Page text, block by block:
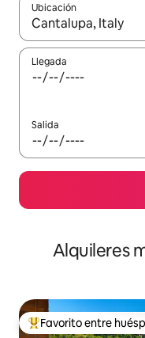
Ubicación
Cuando los
Llegada
Salida
Alquileres
Favorito entre
Favorito entre